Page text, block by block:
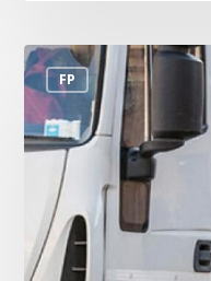
FP
Clara:
nei
consigli
comunali
può
giocare